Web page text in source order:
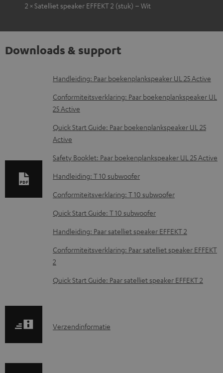
2 × Satelliet speaker EFFEKT 2 (stuk) – Wit
Downloads & support
D
o
w
n
l
o
d
d
o
c
m
n
n
Handleiding: Paar boekenplankspeaker UL 25 Active
Conformiteitsverklaring: Paar boekenplankspeaker UL
25 Active
Quick Start Guide: Paar boekenplankspeaker UL 25
Active
Safety Booklet: Paar boekenplankspeaker UL 25 Active
Handleiding: T 10 subwoofer
Conformiteitsverklaring: T 10 subwoofer
Quick Start Guide: T 10 subwoofer
Handleiding: Paar satelliet speaker EFFEKT 2
Conformiteitsverklaring: Paar satelliet speaker EFFEKT
2
Quick Start Guide: Paar satelliet speaker EFFEKT 2
V
Verzendinformatie